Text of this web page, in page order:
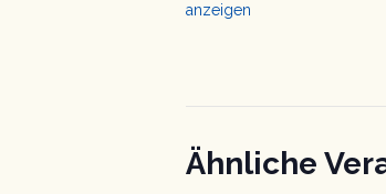
anzeigen
Ähnliche